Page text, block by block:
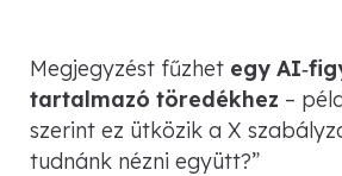
Megjegyzést fűzhet egy
tartalmazó töredékhez –
szerint ez ütközik a X
tudnánk nézni együtt?”